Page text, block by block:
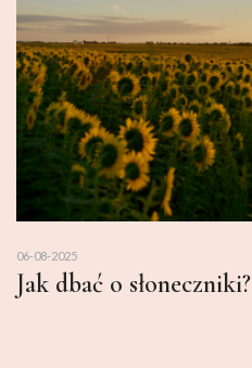
06-08-2025
Jak dbać o słoneczniki?